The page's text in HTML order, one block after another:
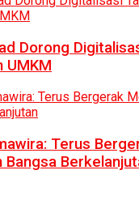
Dorong
UMKM
Terus
Bangsa